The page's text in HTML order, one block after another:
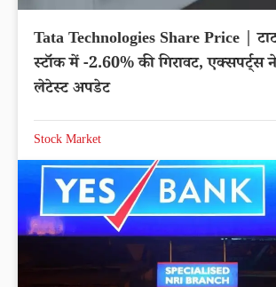
Tata Technologies Share Price |
स्टॉक में -2.60% की गिरावट, एक्सपर्ट्स
लेटेस्ट अपडेट
Stock Market